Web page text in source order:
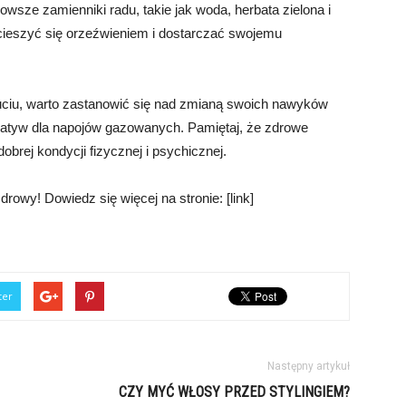
zamienniki radu, takie jak woda, herbata zielona i
się orzeźwieniem i dostarczać swojemu
warto zastanowić się nad zmianą swoich nawyków
dla napojów gazowanych. Pamiętaj, że zdrowe
kondycji fizycznej i psychicznej.
Dowiedz się więcej na stronie: [link]
Następny artykuł
CZY MYĆ WŁOSY PRZED STYLINGIEM?